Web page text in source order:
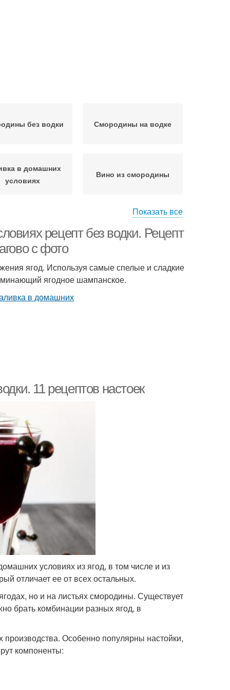
без водки Смородины на водке
в домашних
условиях
Вино из смородины
Показать все
рецепт без водки. Рецепт
с фото
ягод. Используя самые спелые и сладкие
ягодное шампанское.
11 рецептов настоек
условиях из ягод, в том числе и из
отличает ее от всех остальных.
но и на листьях смородины. Существует
брать комбинации разных ягод, в
производства. Особенно популярны настойки,
компоненты: